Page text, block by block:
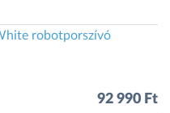
robotporszívó
92 990 Ft